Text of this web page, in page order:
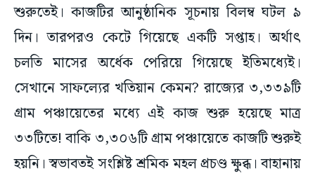
শুরুতেই। কাজটির আনুষ্ঠানিক সূচনায় বিলম্ব ঘটল ৯
দিন। তারপরও কেটে গিয়েছে একটি সপ্তাহ। অর্থাৎ
চলতি মাসের অর্ধেক পেরিয়ে গিয়েছে ইতিমধ্যেই।
সেখানে সাফল্যের খতিয়ান কেমন? রাজ্যের ৩,৩৩৯টি
গ্রাম পঞ্চায়েতের মধ্যে এই কাজ শুরু হয়েছে মাত্র
৩৩টিতে! বাকি ৩,৩০৬টি গ্রাম পঞ্চায়েতে কাজটি শুরুই
হয়নি। স্বভাবতই সংশ্লিষ্ট শ্রমিক মহল প্রচণ্ড ক্ষুব্ধ। বাহানায়